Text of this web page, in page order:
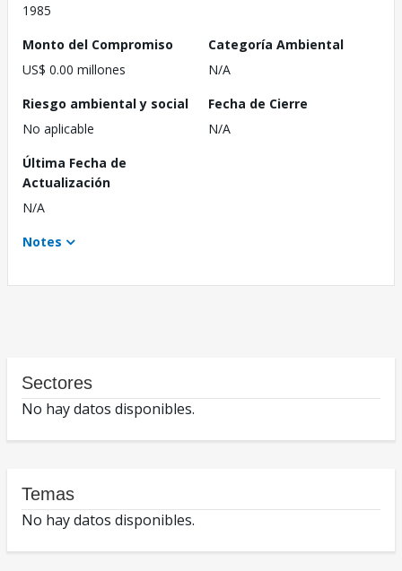
1985
Monto del Compromiso
US$ 0.00 millones
Categoría Ambiental
N/A
Riesgo ambiental y social
No aplicable
Fecha de Cierre
N/A
Última Fecha de
Actualización
N/A
Notes
Sectores
No hay datos disponibles.
Temas
No hay datos disponibles.